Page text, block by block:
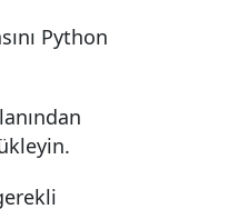
Python